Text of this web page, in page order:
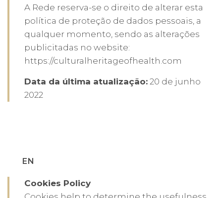
A Rede reserva-se o direito de alterar esta
política de proteção de dados pessoais, a
qualquer momento, sendo as alterações
publicitadas no website:
https://culturalheritageofhealth.com
Data da última atualização: 20 de junho
2022
EN
Cookies Policy